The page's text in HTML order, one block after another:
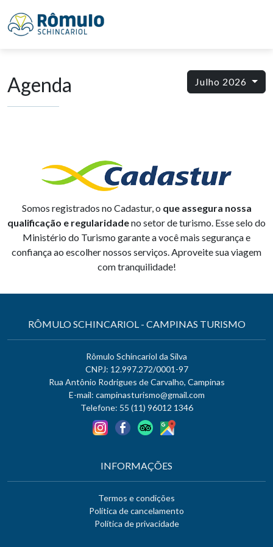
Julho 2026
Agenda
Somos registrados no Cadastur, o que assegura nossa
qualificação e regularidadeno setor de turismo. Esse selo do
Ministério do Turismo garante a você mais segurança e
confiança ao escolher nossos serviços. Aproveite sua viagem
com tranquilidade!
RÔMULO SCHINCARIOL - CAMPINAS TURISMO
Rômulo Schincariol da Silva
CNPJ: 12.997.272/0001-97
Rua Antônio Rodrigues de Carvalho, Campinas
E-mail: campinasturismo@gmail.com
Telefone: 55 (11) 96012 1346
INFORMAÇÕES
Termos e condições
Política de cancelamento
Política de privacidade